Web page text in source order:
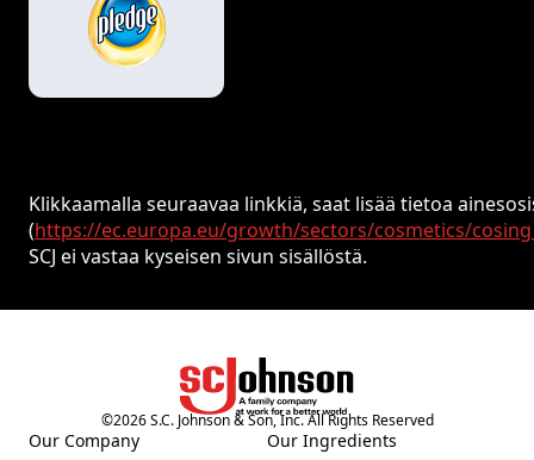
Klikkaamalla seuraavaa linkkiä, saat lisää tietoa
(https://ec.europa.eu/growth/sectors/cosmetics/
SCJ ei vastaa kyseisen sivun sisällöstä.
©2026S.C. Johnson & Son, Inc. All Rights Reserved
Our Company
(Opens in a new tab) Our Ingredients
(Opens in a new tab)